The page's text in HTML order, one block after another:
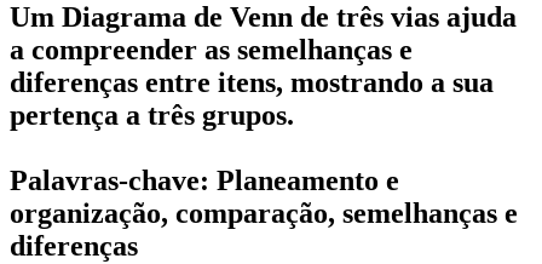
Um Diagrama de Venn de três vias ajuda
a compreender as semelhanças e
diferenças entre itens, mostrando a sua
pertença a três grupos.
Palavras-chave: Planeamento e
organização, comparação, semelhanças e
diferenças